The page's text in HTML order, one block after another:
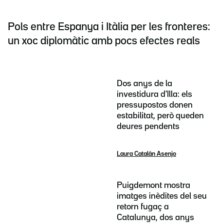
Pols entre Espanya i Itàlia per les fronteres:
un xoc diplomàtic amb pocs efectes reals
Dos anys de la
investidura d'Illa: els
pressupostos donen
estabilitat, però queden
deures pendents
Laura Catalán Asenjo
Puigdemont mostra
imatges inèdites del seu
retorn fugaç a
Catalunya, dos anys